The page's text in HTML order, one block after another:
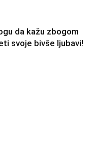
da kažu zbogom
svoje bivše ljubavi!